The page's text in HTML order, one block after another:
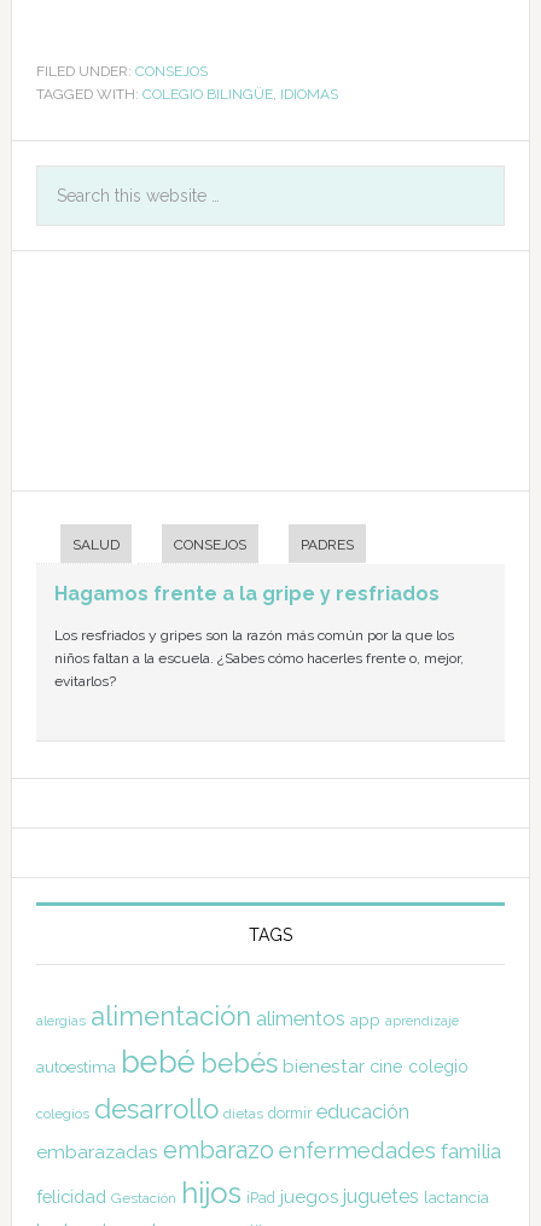
FILED UNDER: CONSEJOS
TAGGED WITH: COLEGIO BILINGÜE, IDIOMAS
SALUD CONSEJOS PADRES
Hagamos frente a la gripe y resfriados
Los resfriados y gripes son la razón más común por la que los
niños faltan a la escuela. ¿Sabes cómo hacerles frente o, mejor,
evitarlos?
TAGS
alergias alimentación alimentos app aprendizaje
autoestima bebé bebés bienestar cine colegio
colegios desarrollo dietas dormir educación
embarazadas embarazo enfermedades familia
felicidad Gestación hijos iPad juegos juguetes lactancia